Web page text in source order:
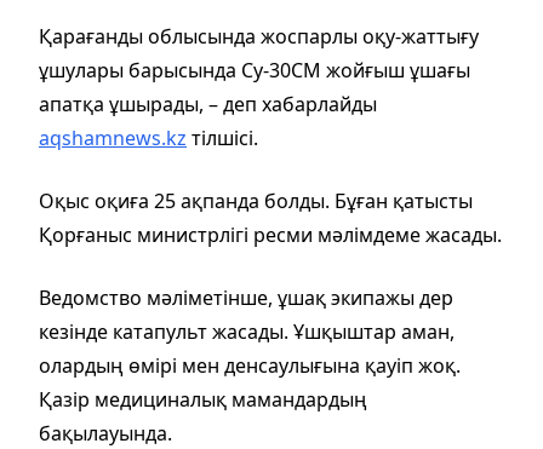
Қарағанды облысында жоспарлы оқу-жаттығу
ұшулары барысында Су-30СМ жойғыш ұшағы
апатқа ұшырады, – деп хабарлайды
aqshamnews.kz тілшісі.
Оқыс оқиға 25 ақпанда болды. Бұған қатысты
Қорғаныс министрлігі ресми мәлімдеме жасады.
Ведомство мәліметінше, ұшақ экипажы дер
кезінде катапульт жасады. Ұшқыштар аман,
олардың өмірі мен денсаулығына қауіп жоқ.
Қазір медициналық мамандардың
бақылауында.